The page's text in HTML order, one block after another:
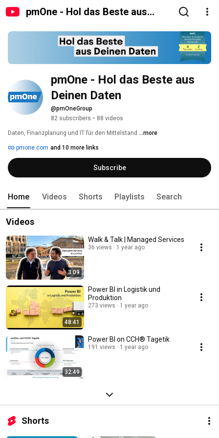
pmOne - Hol das Beste aus
pmOne - Hol das Beste aus
Deinen Daten
@pmOneGroup
82 subscribers • 88 videos
Daten, Finanzplanung und IT für den Mittelstand ...more
pmone.com and 10 more links
Subscribe
Home Videos Shorts Playlists Search
Videos
3:09
Walk & Talk | Managed Services
36 views 1 year ago
48:41
Power BI in Logistik und
Produktion
273 views 1 year ago
32:49
Power BI on CCH® Tagetik
191 views 1 year ago
Shorts